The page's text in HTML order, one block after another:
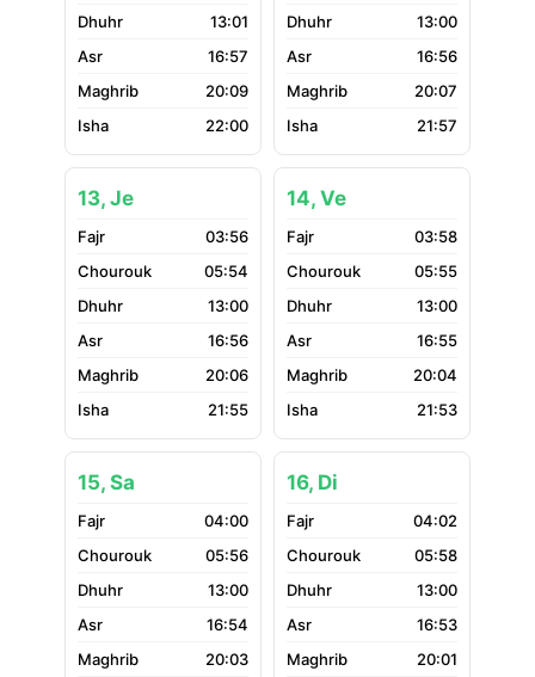
13:01
16:57
20:09
22:00
13:00
16:56
20:07
21:57
13, Je
03:56
05:54
13:00
16:56
20:06
21:55
14, Ve
03:58
05:55
13:00
16:55
20:04
21:53
15, Sa
04:00
05:56
13:00
16:54
20:03
16, Di
04:02
05:58
13:00
16:53
20:01